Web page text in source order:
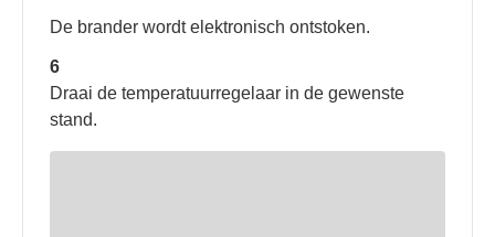
De brander wordt elektronisch ontstoken.
6
Draai de temperatuurregelaar in de gewenste
stand.